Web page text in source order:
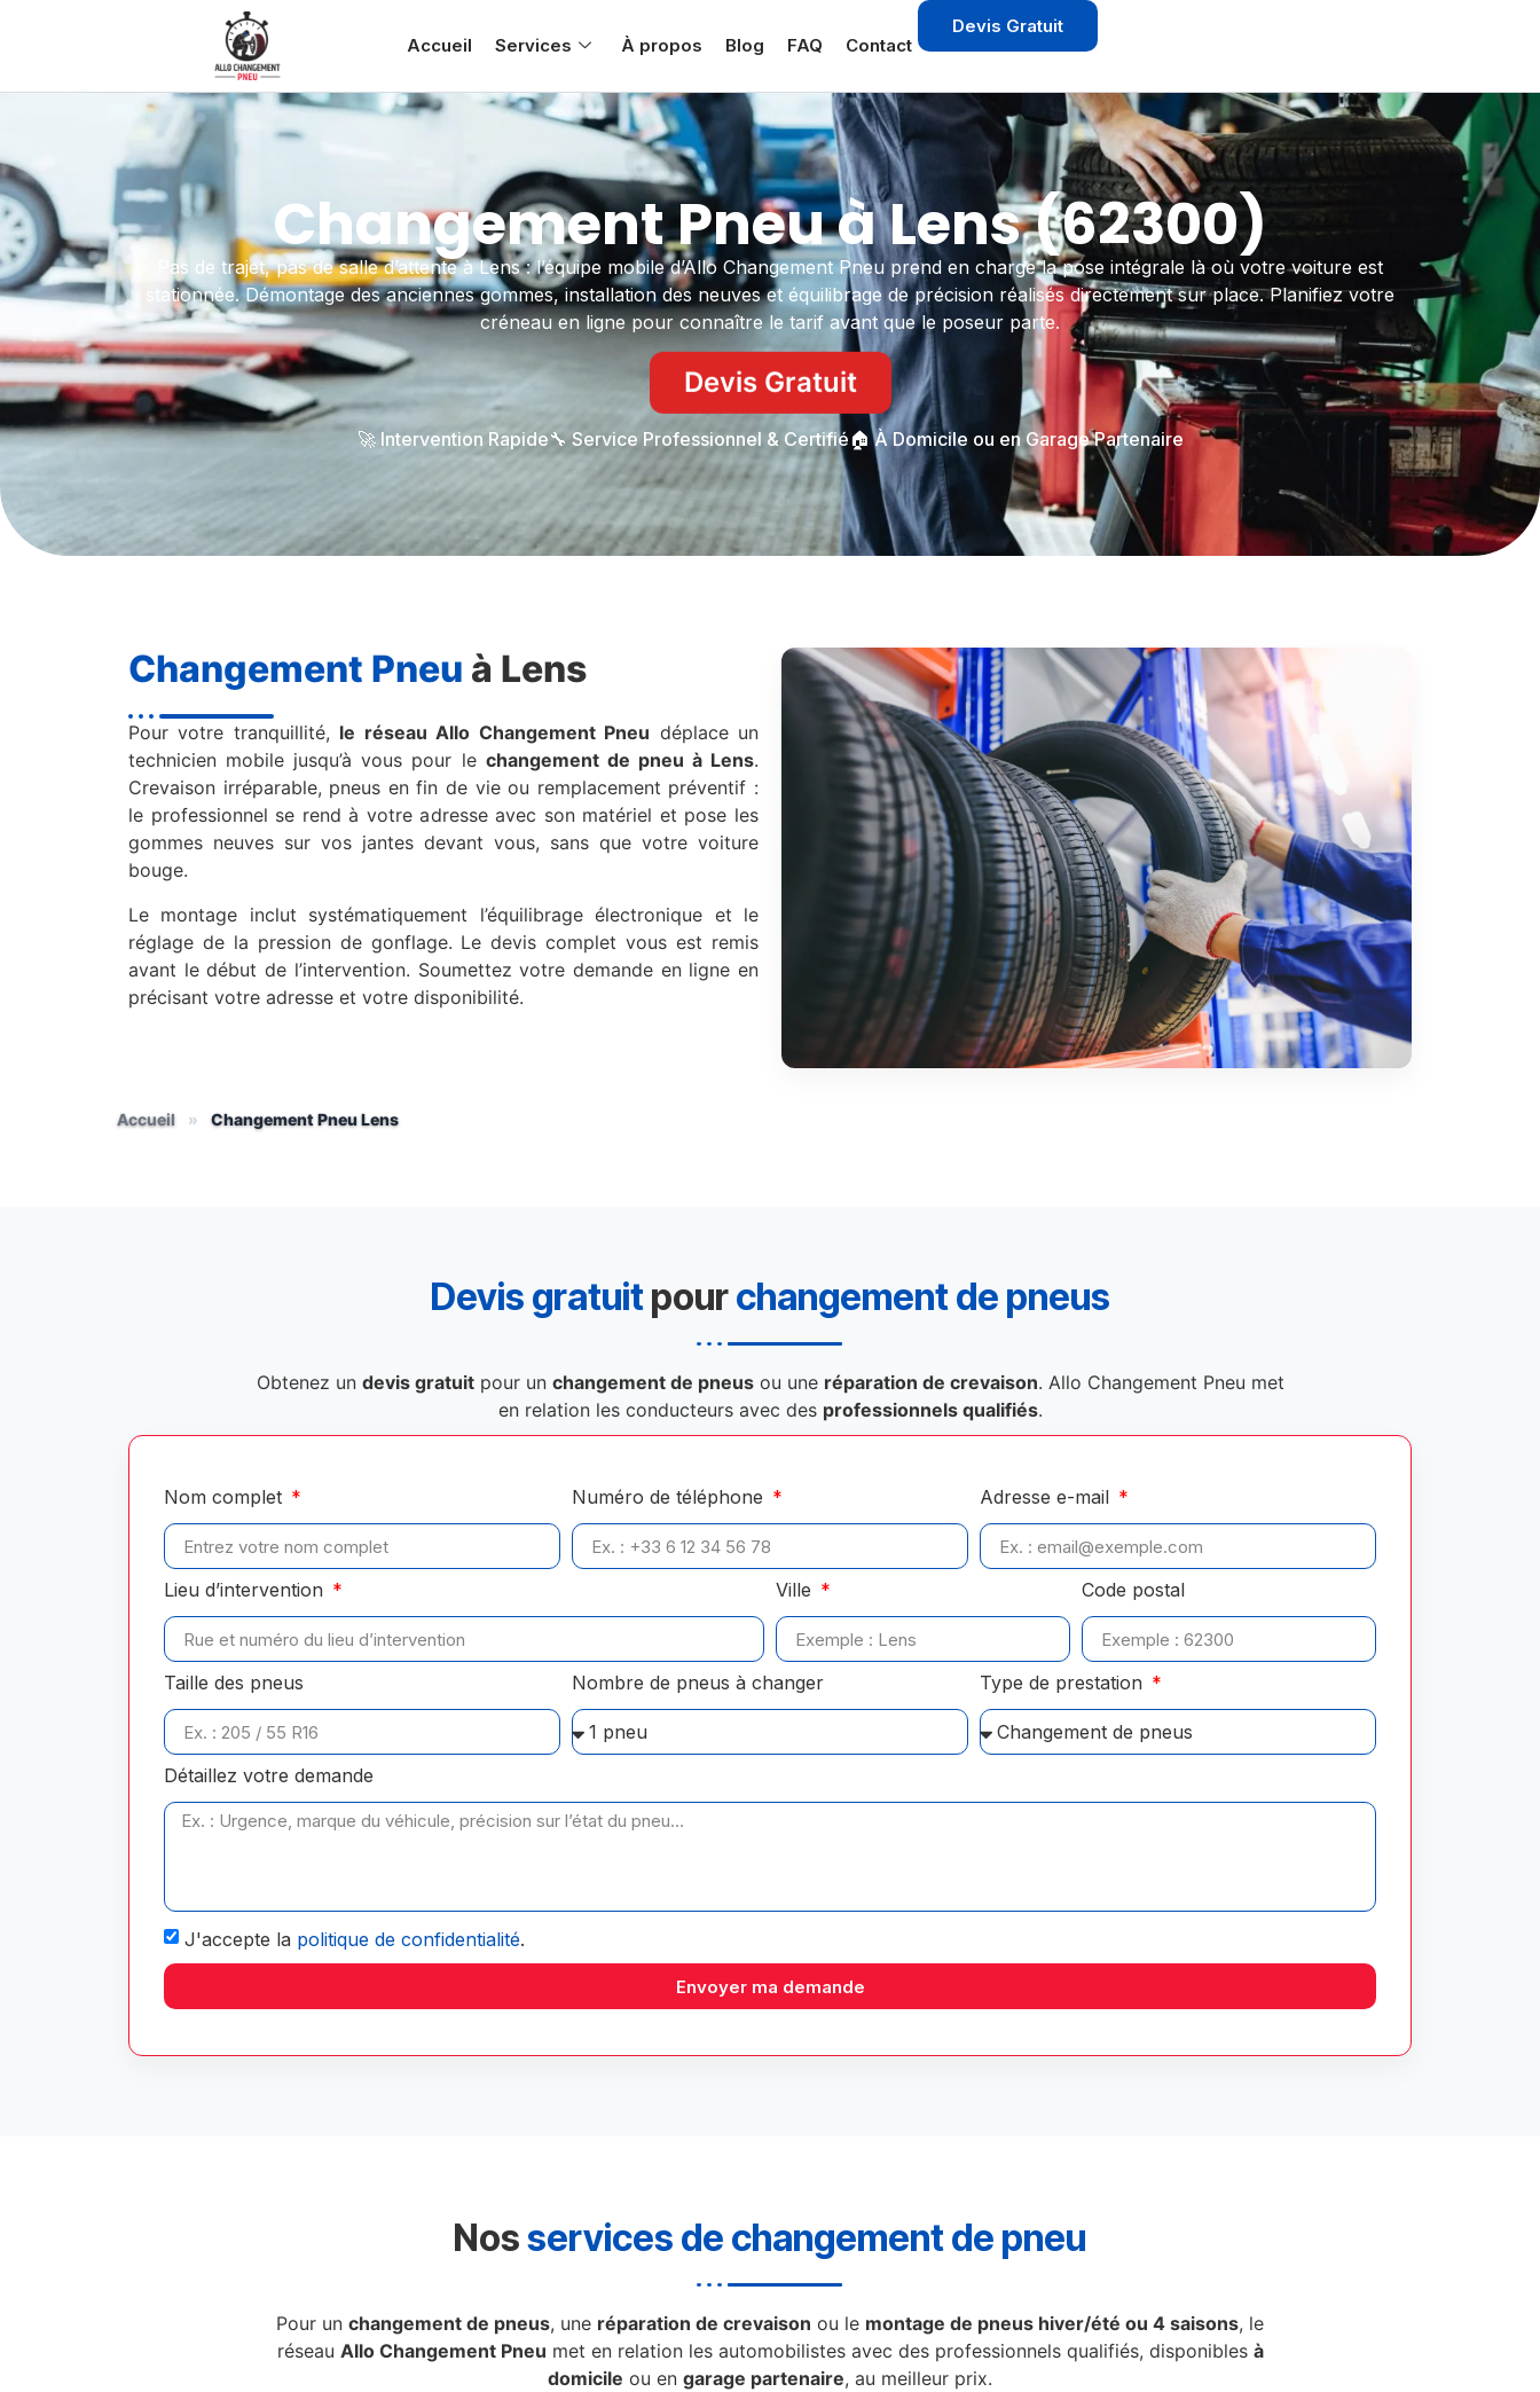
Accueil Services À propos Blog FAQ Contact
Devis Gratuit
Changement Pneu à Lens (62300)
Pas de trajet, pas de salle d’attente à Lens : l’équipe mobile d’Allo Changement Pneu prend en charge la pose intégrale là où votre voiture est
stationnée. Démontage des anciennes gommes, installation des neuves et équilibrage de précision réalisés directement sur place. Planifiez votre
créneau en ligne pour connaître le tarif avant que le poseur parte.
Devis Gratuit
🚀 Intervention Rapide🔧 Service Professionnel & Certifié🏠 À Domicile ou en Garage Partenaire
Changement Pneu à Lens
Pour votre tranquillité, le réseau Allo Changement Pneu déplace un
technicien mobile jusqu’à vous pour le changement de pneu à Lens.
Crevaison irréparable, pneus en fin de vie ou remplacement préventif :
le professionnel se rend à votre adresse avec son matériel et pose les
gommes neuves sur vos jantes devant vous, sans que votre voiture
bouge.
Le montage inclut systématiquement l’équilibrage électronique et le
réglage de la pression de gonflage. Le devis complet vous est remis
avant le début de l’intervention. Soumettez votre demande en ligne en
précisant votre adresse et votre disponibilité.
Accueil » Changement Pneu Lens
Devis gratuitpourchangement de pneus
Obtenez un devis gratuitpour un changement de pneusou une réparation de crevaison. Allo Changement Pneu met
en relation les conducteurs avec des professionnels qualifiés.
Nom complet Numéro de téléphone Adresse e-mail
Lieu d’intervention Ville Code postal
Taille des pneus Nombre de pneus à changer Type de prestation
Détaillez votre demande
J'accepte la politique de confidentialité.
Envoyer ma demande
Nosservices de changement de pneu
Pour un changement de pneus, une réparation de crevaison ou le montage de pneus hiver/été ou 4 saisons, le
réseau Allo Changement Pneu met en relation les automobilistes avec des professionnels qualifiés, disponibles à
domicile ou en garage partenaire, au meilleur prix.